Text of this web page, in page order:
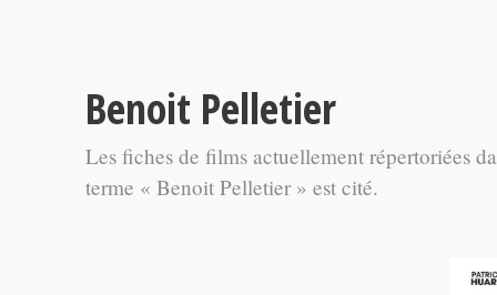
Benoit Pelletier
Les fiches de films actuellement répertoriées
terme « Benoit Pelletier » est cité.